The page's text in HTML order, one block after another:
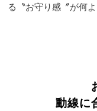
る〝お守り感〞が何
動線に